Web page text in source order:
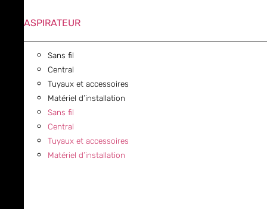
ASPIRATEUR
Sans fil
Central
Tuyaux et accessoires
Matériel d’installation
Sans fil
Central
Tuyaux et accessoires
Matériel d’installation